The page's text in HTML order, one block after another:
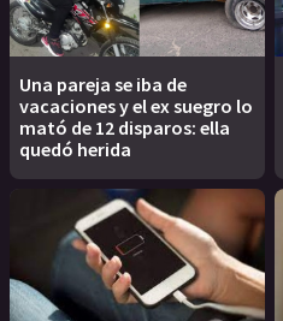
Una pareja se iba de
vacaciones y el ex suegro lo
mató de 12 disparos: ella
quedó herida